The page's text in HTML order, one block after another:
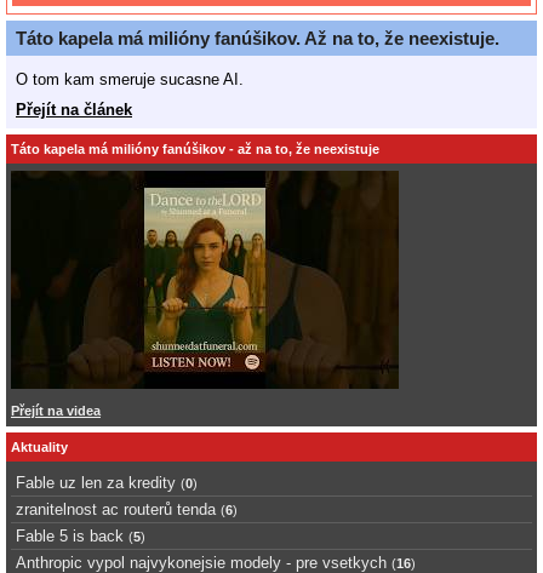
Táto kapela má milióny fanúšikov. Až na to, že neexistuje.
O tom kam smeruje sucasne AI.
Přejít na článek
Táto kapela má milióny fanúšikov - až na to, že neexistuje
Přejít na videa
Aktuality
Fable uz len za kredity (0)
zranitelnost ac routerů tenda (6)
Fable 5 is back (5)
Anthropic vypol najvykonejsie modely - pre vsetkych (16)